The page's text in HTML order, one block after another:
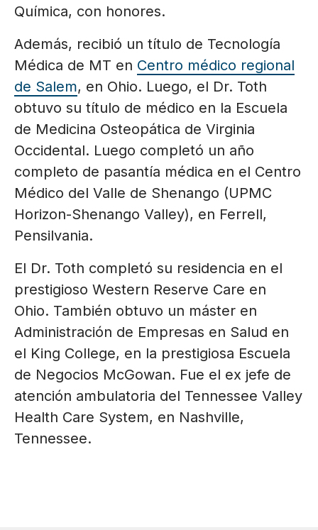
Química, con honores.
Además, recibió un título de Tecnología
Médica de MT en Centro médico regional
de Salem, en Ohio. Luego, el Dr. Toth
obtuvo su título de médico en la Escuela
de Medicina Osteopática de Virginia
Occidental. Luego completó un año
completo de pasantía médica en el Centro
Médico del Valle de Shenango (UPMC
Horizon-Shenango Valley), en Ferrell,
Pensilvania.
El Dr. Toth completó su residencia en el
prestigioso Western Reserve Care en
Ohio. También obtuvo un máster en
Administración de Empresas en Salud en
el King College, en la prestigiosa Escuela
de Negocios McGowan. Fue el ex jefe de
atención ambulatoria del Tennessee Valley
Health Care System, en Nashville,
Tennessee.